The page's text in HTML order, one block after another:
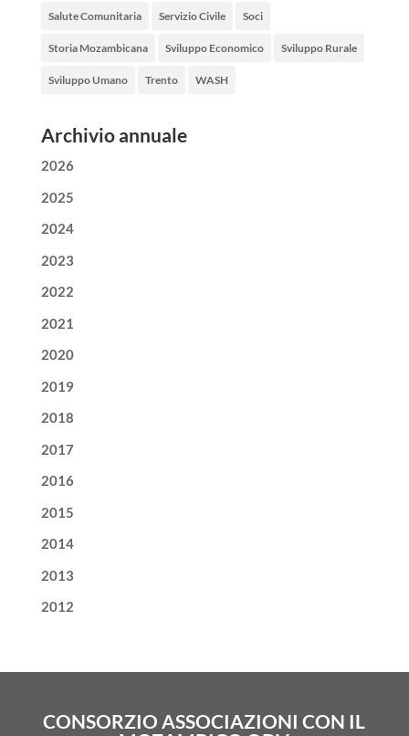
Salute Comunitaria Servizio Civile Soci
Storia Mozambicana Sviluppo Economico Sviluppo Rurale
Sviluppo Umano Trento WASH
Archivio annuale
2026
2025
2024
2023
2022
2021
2020
2019
2018
2017
2016
2015
2014
2013
2012
CONSORZIO ASSOCIAZIONI CON IL